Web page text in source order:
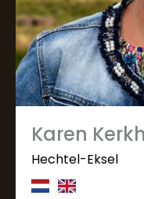
Karen
Hechtel-Eksel